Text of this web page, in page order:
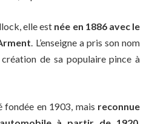
elle est née en 1886 avec le
. L’enseigne a pris son nom
de sa populaire pince à
fondée en 1903, mais reconnue